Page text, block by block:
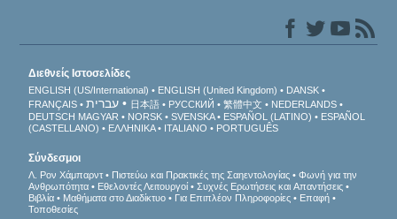
Διεθνείς Ιστοσελίδες
ENGLISH (US/International) ENGLISH (United Kingdom)
DANSK
FRANÇAIS
עברית 日本語 РУССКИЙ 繁體中文
NEDERLANDS
DEUTSCH MAGYAR NORSK SVENSKA ESPAÑOL (LATINO)
ESPAÑOL
(CASTELLANO)
ΕΛΛΗΝΙΚA ITALIANO PORTUGUÊS
Σύνδεσμοι
Λ. Ρον Χάμπαρντ Πιστεύω και Πρακτικές της Σαηεντολογίας
Φωνή για την
Ανθρωπότητα
Εθελοντές Λειτουργοί
Συχνές Ερωτήσεις και Απαντήσεις
Βιβλία
Μαθήματα στο Διαδίκτυο Για Επιπλέον Πληροφορίες
Επαφή
Τοποθεσίες